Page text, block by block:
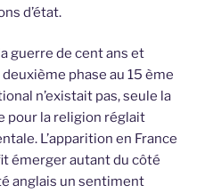
d’état.
guerre de cent ans et
phase au 15 ème
n’existait pas, seule la
pour la religion réglait
L’apparition en France
émerger autant du côté
anglais un sentiment